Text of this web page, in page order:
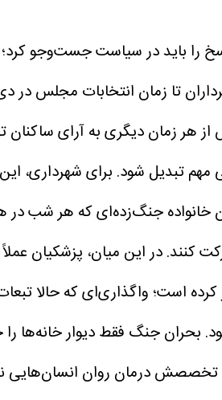
را باید در سیاست جست‌و‌جو
هر زمان دیگری به آرای
مهم تبدیل شود. برای شهرداری،
جنگ‌زده‌ای که هر شب در
کنند.در این میان، پزشکیان
است؛ واگذاری‌ای که حالا
بحران جنگ فقط دیوار خانه‌ها
تخصصش درمان روان